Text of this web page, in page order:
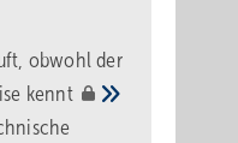
obwohl der
kennt